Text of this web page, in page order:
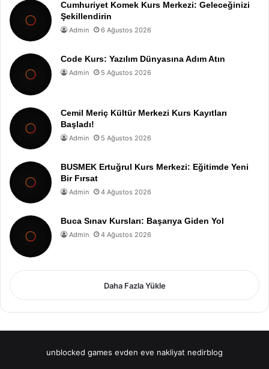
Cumhuriyet Komek Kurs Merkezi: Geleceğinizi
Şekillendirin
Admin 6 Ağustos 2026
Code Kurs: Yazılım Dünyasına Adım Atın
Admin 5 Ağustos 2026
Cemil Meriç Kültür Merkezi Kurs Kayıtları
Başladı!
Admin 5 Ağustos 2026
BUSMEK Ertuğrul Kurs Merkezi: Eğitimde Yeni
Bir Fırsat
Admin 4 Ağustos 2026
Buca Sınav Kursları: Başarıya Giden Yol
Admin 4 Ağustos 2026
Daha Fazla Yükle
unblocked games evden eve nakliyat nedirblog